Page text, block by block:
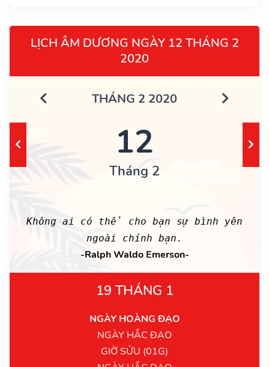
LỊCH ÂM DƯƠNG NGÀY 12 THÁNG 2
2020
THÁNG 2 2020
12
Tháng 2
Không ai có thể cho bạn sự bình yên
ngoài chính bạn.
-Ralph Waldo Emerson-
19 THÁNG 1
NGÀY HOÀNG ĐẠO
NGÀY HẮC ĐẠO
GIỜ SỬU (01G)